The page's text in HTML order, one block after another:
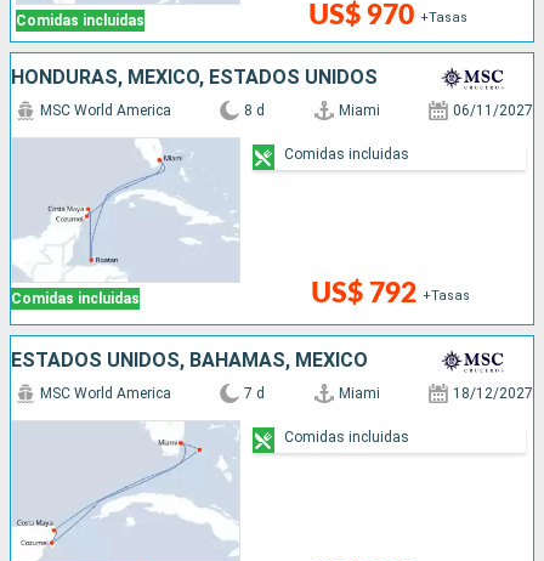
Comidas incluidas US$ 970 +Tasas
HONDURAS, MÉXICO, ESTADOS UNIDOS
Comidas incluidas
MSC World America 8 d Miami 06/11/2027
US$ 792 +Tasas
Comidas incluidas
ESTADOS UNIDOS, BAHAMAS, MÉXICO
MSC World America 7 d Miami 18/12/2027
Comidas incluidas